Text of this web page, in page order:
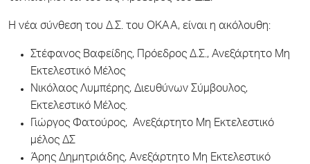
Η νέα σύνθεση του Δ.Σ. του ΟΚΑΑ, είναι η ακόλουθη:
Στέφανος Βαφείδης, Πρόεδρος Δ.Σ., Ανεξάρτητο Μη
Εκτελεστικό Μέλος
Νικόλαος Λυμπέρης, Διευθύνων Σύμβουλος,
Εκτελεστικό Μέλος.
Γιώργος Φατούρος, Ανεξάρτητο Μη Εκτελεστικό
μέλος ΔΣ
Άρης Δημητριάδης, Ανεξάρτητο Μη Εκτελεστικό